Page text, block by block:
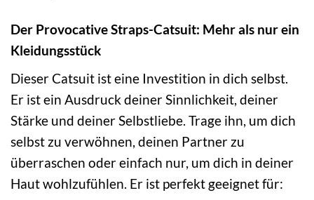
Der Provocative Straps-Catsuit: Mehr als nur ein
Kleidungsstück
Dieser Catsuit ist eine Investition in dich selbst.
Er ist ein Ausdruck deiner Sinnlichkeit, deiner
Stärke und deiner Selbstliebe. Trage ihn, um dich
selbst zu verwöhnen, deinen Partner zu
überraschen oder einfach nur, um dich in deiner
Haut wohlzufühlen. Er ist perfekt geeignet für: